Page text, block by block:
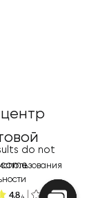
do not